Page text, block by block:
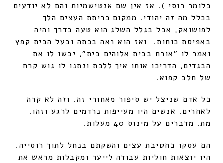
כלומר רוסי ). אז אין שם אנטישמיות והם לא יודעים
בכלל מה זה יהודי. ממקום כריתת העצים הלך
לפושואק, אבל בגלל השלג הוא טעה בדרך והיה
באפיסת כוחות. ואז הוא ראה בכתה ובעל הבית קפץ
ואמר לו "אורח בבית אלוהים בית", יבשו לו את
הבגדים, הדריכו אותו איך ללכת ונתנו לו גוש קרח
של חלב קפוא.
כל אדם שניצל יש סיפור מאחורי זה. וזה לא קרה
לאחרים. אנשים היו מעייפות נרדמים לרגע וזהו.
מת. מדברים על מינוס 40 מעלות.
הם עסקו בחטיבת עצים והשקתם בנחל לתוך רוסייה.
היו יוצאות חוליות עבודה לייער ומקבלות מראש את